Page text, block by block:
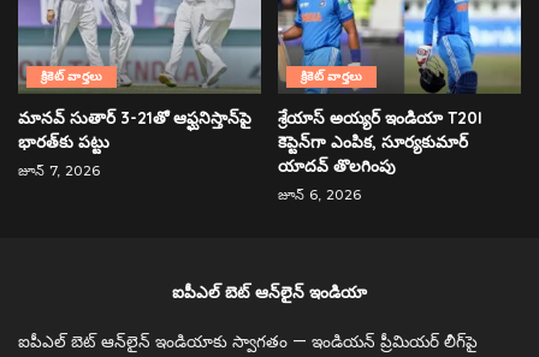
క్రికెట్ వార్తలు
మానవ్ సుతార్ 3-21తో ఆఫ్ఘనిస్తాన్‌పై
భారత్‌కు పట్టు
జూన్ 7, 2026
క్రికెట్ వార్తలు
శ్రేయాస్ అయ్యర్ ఇండియా T20I
కెప్టెన్‌గా ఎంపిక, సూర్యకుమార్
యాదవ్ తొలగింపు
జూన్ 6, 2026
ఐపీఎల్ బెట్ ఆన్‌లైన్ ఇండియా
ఐపీఎల్ బెట్ ఆన్‌లైన్ ఇండియాకు స్వాగతం — ఇండియన్ ప్రీమియర్ లీగ్‌పై